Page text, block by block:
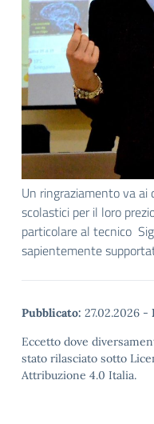
Un ringraziamento va
scolastici per il loro
particolare al tecnico
sapientemente
Pubblicato: 27.02.2026 -
Eccetto dove
stato rilasciato sotto
Attribuzione 4.0 Italia.